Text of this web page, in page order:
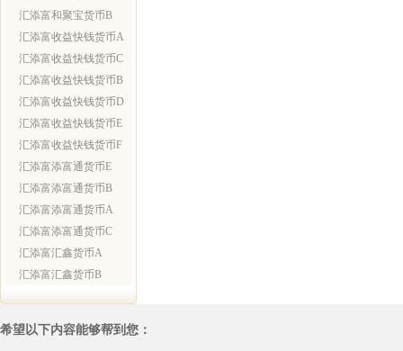
汇添富和聚宝货币B
汇添富收益快钱货币A
汇添富收益快钱货币C
汇添富收益快钱货币B
汇添富收益快钱货币D
汇添富收益快钱货币E
汇添富收益快钱货币F
汇添富添富通货币E
汇添富添富通货币B
汇添富添富通货币A
汇添富添富通货币C
汇添富汇鑫货币A
汇添富汇鑫货币B
希望以下内容能够帮到您：